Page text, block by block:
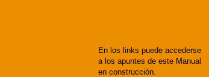
En los links puede accederse
a los apuntes de este Manual
en construcción.